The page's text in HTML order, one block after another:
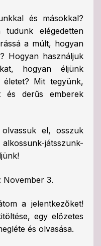
és másokkal?
tudunk elégedetten
a múlt, hogyan
Hogyan használjuk
hogyan éljünk
életet? Mit tegyünk,
és derűs emberek
el, osszuk
játsszunk-
November 3.
a jelentkezőket!
egy előzetes
és olvasása.